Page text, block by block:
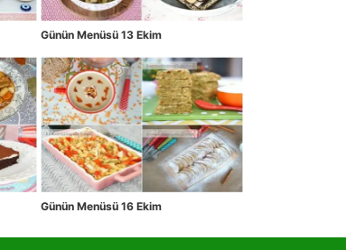
Günün Menüsü 13 Ekim
Günün Menüsü 16 Ekim